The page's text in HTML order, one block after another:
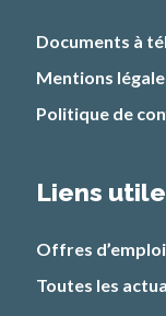
Documents à
Mentions
Politique de
Liens
Offres
Toutes les